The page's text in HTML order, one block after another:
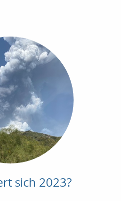
sich 2023?